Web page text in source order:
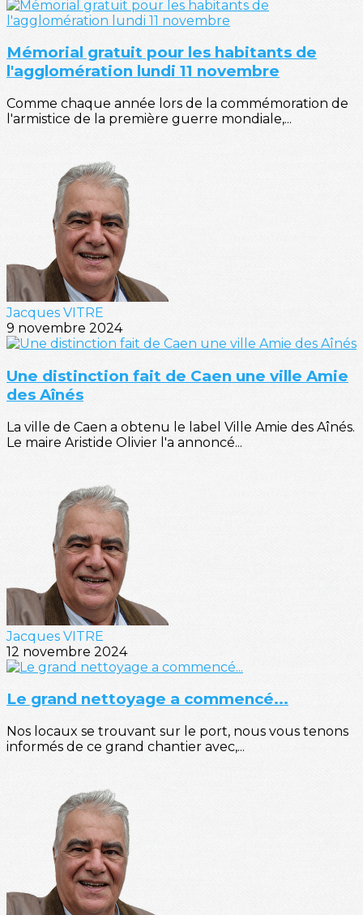
Mémorial gratuit pour les habitants de
l'agglomération lundi 11 novembre
Comme chaque année lors de la commémoration de
l'armistice de la première guerre mondiale,...
Jacques VITRE
9 novembre 2024
Une distinction fait de Caen une ville Amie
des Aînés
La ville de Caen a obtenu le label Ville Amie des Aînés.
Le maire Aristide Olivier l'a annoncé...
Jacques VITRE
12 novembre 2024
Le grand nettoyage a commencé...
Nos locaux se trouvant sur le port, nous vous tenons
informés de ce grand chantier avec,...